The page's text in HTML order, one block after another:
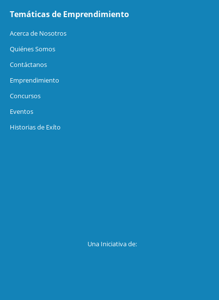
Temáticas de Emprendimiento
Acerca de Nosotros
Quiénes Somos
Contáctanos
Emprendimiento
Concursos
Eventos
Historias de Exíto
Una Iniciativa de: